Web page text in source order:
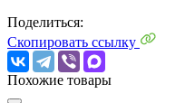
Поделиться:
Скопировать ссылку
Похожие товары